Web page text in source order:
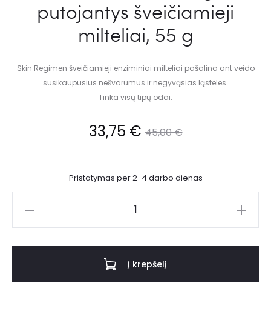
putojantys šveičiamieji
milteliai, 55 g
Skin Regimen šveičiamieji enziminiai milteliai pašalina ant veido
susikaupusius nešvarumus ir negyvąsias ląsteles.
Tinka visų tipų odai.
45,00€
33,75 €
Pristatymas per 2-4 darbo dienas
Į krepšelį